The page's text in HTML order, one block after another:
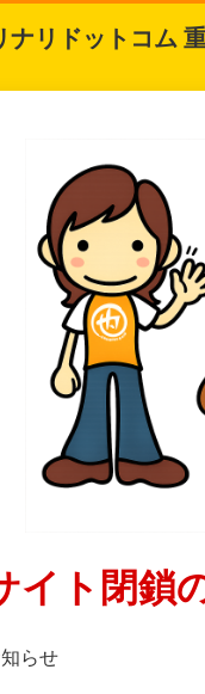
ナリドットコム
イト閉鎖
らせ